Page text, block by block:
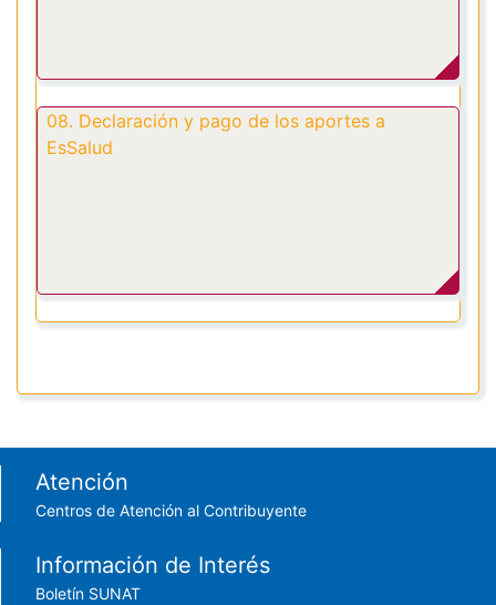
08. Declaración y pago de los aportes a
EsSalud
Footer menu
Atención
Centros de Atención al Contribuyente
Información de Interés
Boletín SUNAT